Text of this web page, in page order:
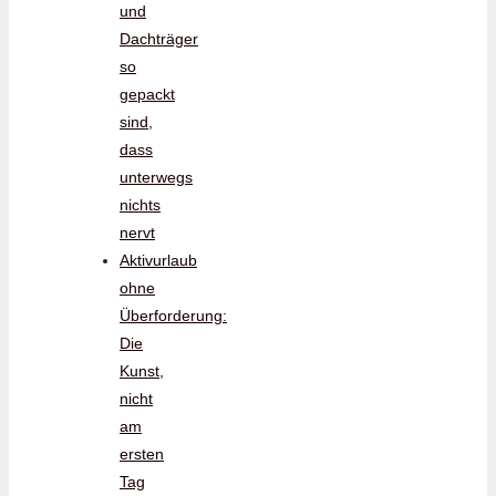
und
Dachträger
so
gepackt
sind,
dass
unterwegs
nichts
nervt
Aktivurlaub
ohne
Überforderung:
Die
Kunst,
nicht
am
ersten
Tag